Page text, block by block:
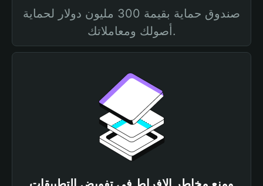
صندوق حماية بقيمة 300 مليون دولار لحماية
أصولك ومعاملاتك.